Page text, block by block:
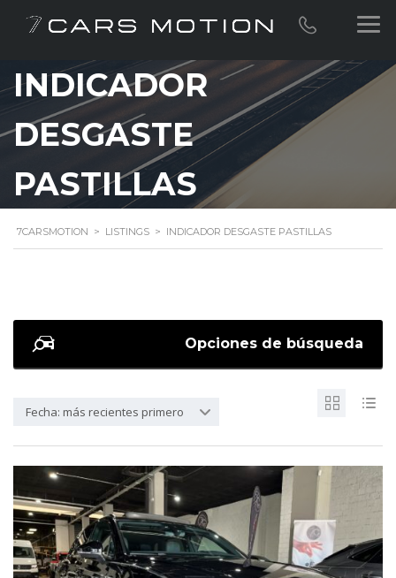
INDICADOR
DESGASTE
PASTILLAS
7CARSMOTION > LISTINGS > INDICADOR DESGASTE PASTILLAS
Opciones de búsqueda
Fecha: más recientes primero